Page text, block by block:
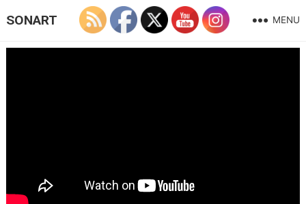
SONART MENU